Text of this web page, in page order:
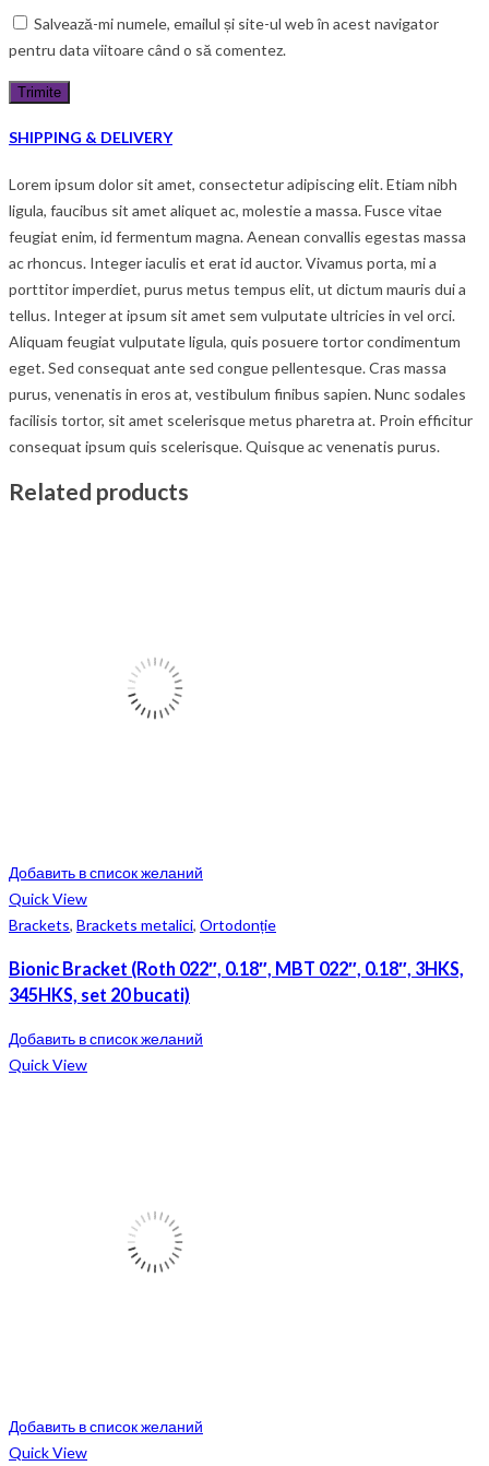
Salvează-mi numele, emailul și site-ul web în acest navigator
pentru data viitoare când o să comentez.
SHIPPING & DELIVERY
Lorem ipsum dolor sit amet, consectetur adipiscing elit. Etiam nibh
ligula, faucibus sit amet aliquet ac, molestie a massa. Fusce vitae
feugiat enim, id fermentum magna. Aenean convallis egestas massa
ac rhoncus. Integer iaculis et erat id auctor. Vivamus porta, mi a
porttitor imperdiet, purus metus tempus elit, ut dictum mauris dui a
tellus. Integer at ipsum sit amet sem vulputate ultricies in vel orci.
Aliquam feugiat vulputate ligula, quis posuere tortor condimentum
eget. Sed consequat ante sed congue pellentesque. Cras massa
purus, venenatis in eros at, vestibulum finibus sapien. Nunc sodales
facilisis tortor, sit amet scelerisque metus pharetra at. Proin efficitur
consequat ipsum quis scelerisque. Quisque ac venenatis purus.
Related products
Добавить в список желаний
Quick View
Brackets, Brackets metalici, Ortodonție
Bionic Bracket (Roth 022″, 0.18″, MBT 022″, 0.18″, 3HKS,
345HKS, set 20 bucati)
Добавить в список желаний
Quick View
Добавить в список желаний
Quick View